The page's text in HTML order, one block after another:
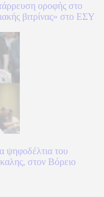
οροφής στο
βιτρίνας» στο ΕΣΥ
ψηφοδέλτια του
στον Βόρειο